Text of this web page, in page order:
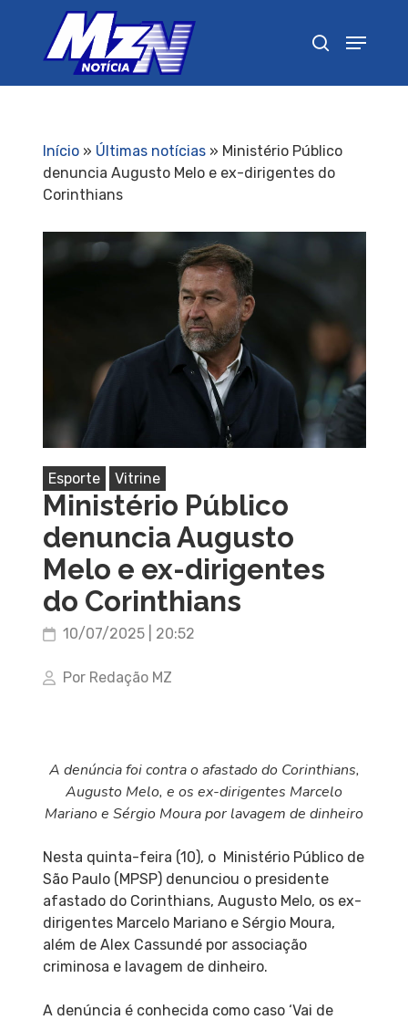
Início» Últimas notícias» Ministério Público
denuncia Augusto Melo e ex-dirigentes do
Corinthians
Esporte Vitrine
Ministério Público
denuncia Augusto
Melo e ex-dirigentes
do Corinthians
10/07/2025 | 20:52
Por Redação MZ
A denúncia foi contra o afastado do Corinthians,
Augusto Melo, e os ex-dirigentes Marcelo
Mariano e Sérgio Moura por lavagem de dinheiro
Nesta quinta-feira (10), o Ministério Público de
São Paulo (MPSP) denunciou o presidente
afastado do Corinthians, Augusto Melo, os ex-
dirigentes Marcelo Mariano e Sérgio Moura,
além de Alex Cassundé por associação
criminosa e lavagem de dinheiro.
A denúncia é conhecida como caso ‘Vai de